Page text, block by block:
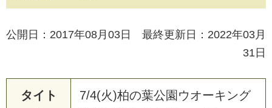
公開日：2017年08月03日 最終更新日：2022年03月
31日
タイト
7/4(火)柏の葉公園 ウオーキング